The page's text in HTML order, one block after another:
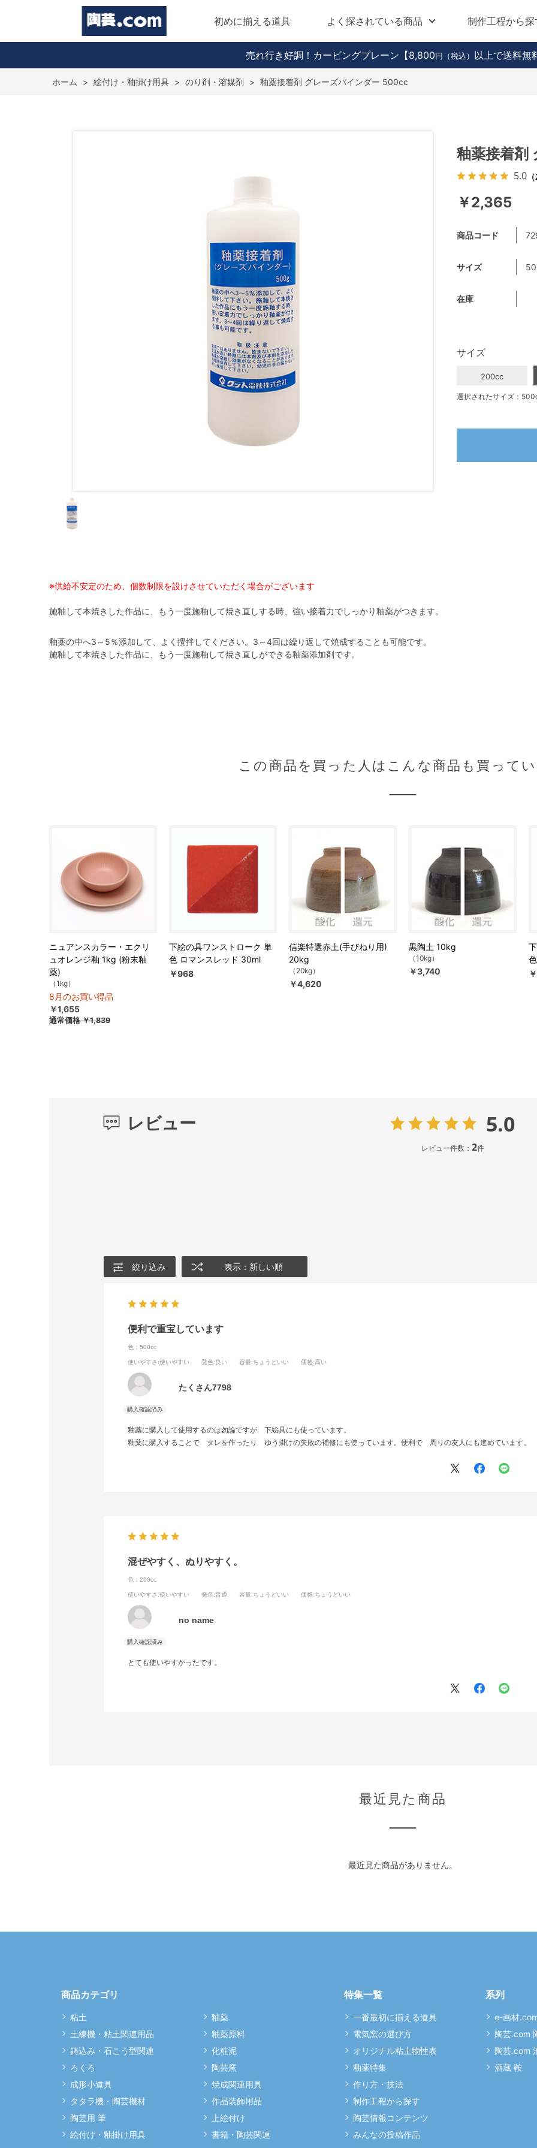
初めに揃える道具 よく探されている商品 制作工程から探
売れ行き好調！カービングプレーン 【8,800 円（税込） 以上で送料無
ホーム > 絵付け・釉掛け用具 > のり剤・溶媒剤 > 釉薬接着剤 グレーズバインダー 500cc
※供給不安定のため、個数制限を設けさせていただく場合がございます
施釉して本焼きした作品に、もう一度施釉して焼き直しする時、強い接着力でしっかり釉薬がつきます。
釉薬の中へ3～5％添加して、よく攪拌してください。3～4回は繰り返して焼成することも可能です。
施釉して本焼きした作品に、もう一度施釉して焼き直しができる釉薬添加剤です。
釉薬接着剤
5.0
￥2,365
商品コード
サイズ
在庫
サイズ
200cc
選択されたサイズ：
この商品を買った人はこんな商品も買って
ニュアンスカラー・エクリ
ュオレンジ釉 1kg (粉末釉
薬)
（1kg）
8月のお買い得品
￥1,655
通常価格￥1,839
下絵の具ワンストローク 単
色 ロマンスレッド 30ml
￥968
信楽特選赤土(手びねり用)
20kg
（20kg）
￥4,620
黒陶土 10kg
（10kg）
￥3,740
レビュー 5.0
レビュー件数： 2件
絞り込み 表示：新しい順
便利で重宝しています
色：500cc
使いやすさ :使いやすい 発色:良い 容量:ちょうどいい 価格:高い
たくさん7798
釉薬に購入して使用するのは勿論ですが 下絵具にも使っています。
釉薬に購入することで タレを作ったり ゆう掛けの失敗の補修にも使っています。便利で 周りの友人にも進めています。
混ぜやすく、ぬりやすく。
色：200cc
使いやすさ :使いやすい 発色:普通 容量:ちょうどいい 価格:ちょうどいい
no name
とても使いやすかったです。
最近見た商品
最近見た商品がありません。
商品カテゴリ
粘土
土練機・粘土関連用品
鋳込み・石こう型関連
ろくろ
成形小道具
タタラ機・陶芸機材
陶芸用 筆
絵付け・釉掛け用具
釉薬
釉薬原料
化粧泥
陶芸窯
焼成関連用具
作品装飾用品
上絵付け
書籍・陶芸関連
特集一覧
一番最初に揃える道具
電気窯の選び方
オリジナル粘土物性表
釉薬特集
作り方・技法
制作工程から探す
陶芸情報コンテンツ
みんなの投稿作品
系列
e-画材
陶芸.com
陶芸.com
酒蔵 鞍